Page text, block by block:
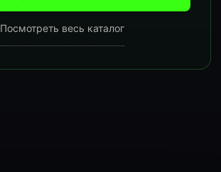
Посмотреть весь каталог